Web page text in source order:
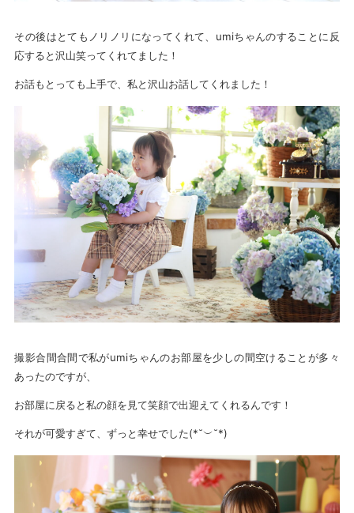
その後はとてもノリノリになってくれて、umiちゃんのすることに反
応すると沢山笑ってくれてました！
お話もとっても上手で、私と沢山お話してくれました！
撮影合間合間で私がumiちゃんのお部屋を少しの間空けることが多々
あったのですが、
お部屋に戻ると私の顔を見て笑顔で出迎えてくれるんです！
それが可愛すぎて、ずっと幸せでした(*˘︶˘*)